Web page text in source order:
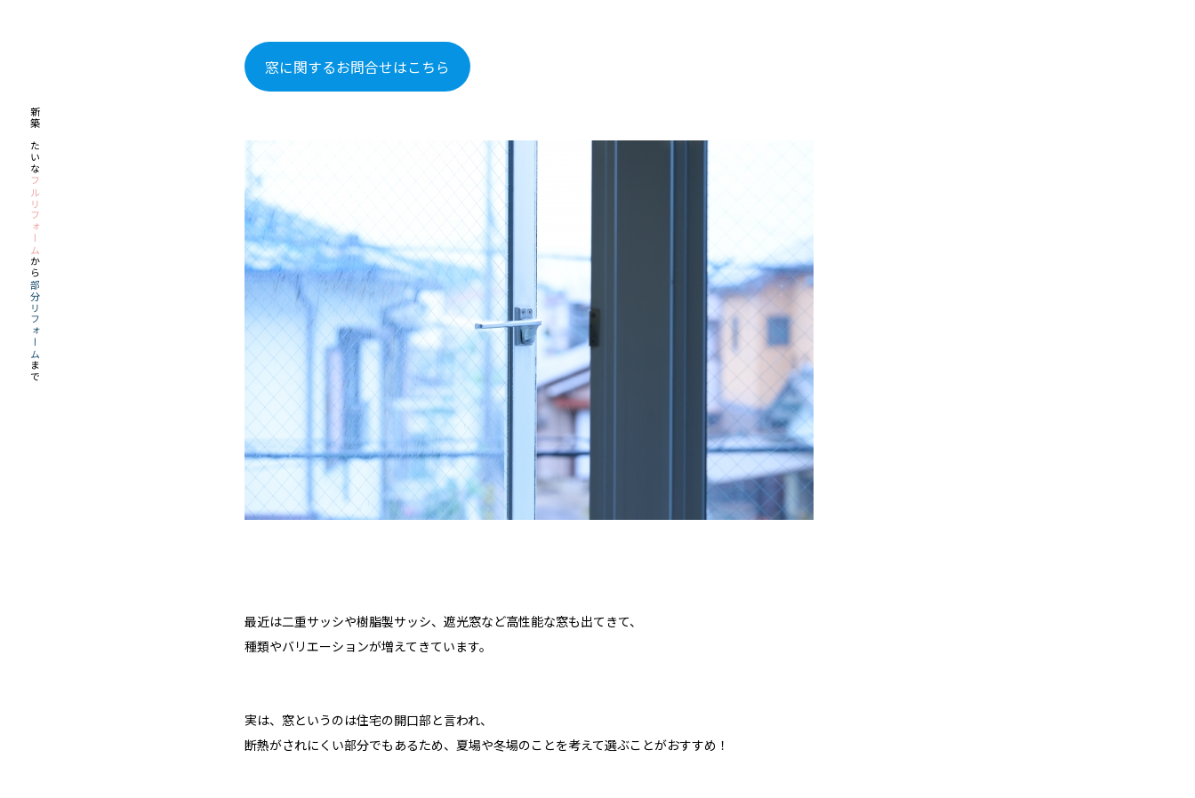
新築みたいな
フルリフォーム
から
部分リフォーム
まで
窓に関するお問合せはこちら
最近は二重サッシや樹脂製サッシ、遮光窓など高性能な窓も出てきて、
種類やバリエーションが増えてきています。
実は、窓というのは住宅の開口部と言われ、
断熱がされにくい部分でもあるため、夏場や冬場のことを考えて選ぶことがおすすめ！